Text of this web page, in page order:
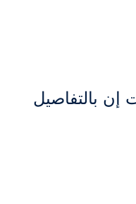
إن بالتفاصيل